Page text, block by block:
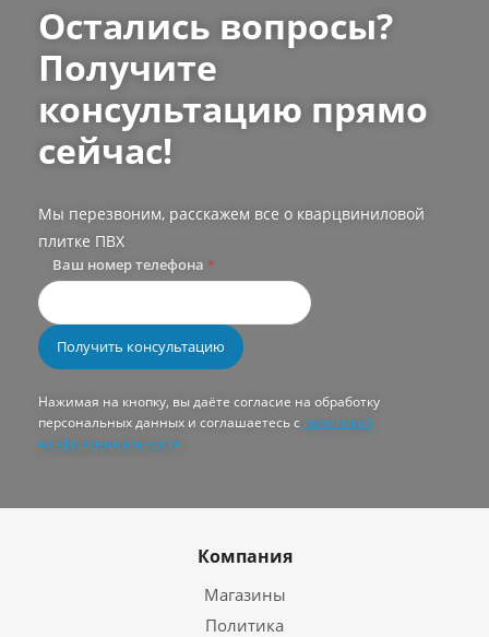
Остались вопросы?
Получите
консультацию прямо
сейчас!
Мы перезвоним, расскажем все о кварцвиниловой
плитке ПВХ
Ваш номер телефона *
Нажимая на кнопку, вы даёте согласие на обработку
персональных данных и соглашаетесь с политикой
конфиденциальности
Компания
Магазины
Политика